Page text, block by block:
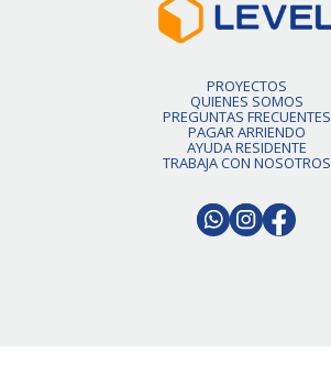
PROYECTOS
QUIENES SOMOS
PREGUNTAS FRECUENTES
PAGAR ARRIENDO
AYUDA RESIDENTE
TRABAJA CON NOSOTROS